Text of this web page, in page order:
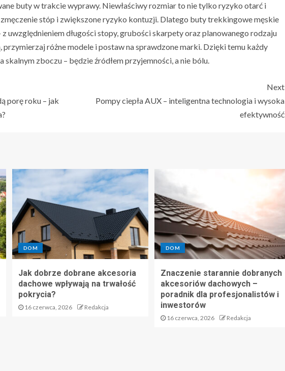
buty w trakcie wyprawy. Niewłaściwy rozmiar to nie tylko ryzyko otarć i
stóp i zwiększone ryzyko kontuzji. Dlatego buty trekkingowe męskie
uwzględnieniem długości stopy, grubości skarpety oraz planowanego rodzaju
przymierzaj różne modele i postaw na sprawdzone marki. Dzięki temu każdy
skalnym zboczu – będzie źródłem przyjemności, a nie bólu.
porę roku – jak
Next
Pompy ciepła AUX – inteligentna technologia i wysoka
efektywność
DOM
Jak dobrze dobrane akcesoria
dachowe wpływają na trwałość
pokrycia?
16 czerwca, 2026 Redakcja
DOM
Znaczenie starannie dobranych
akcesoriów dachowych –
poradnik dla profesjonalistów i
inwestorów
16 czerwca, 2026 Redakcja